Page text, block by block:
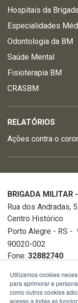
Hospitais da
Especialidades
Odontologia da BM
Saúde Mental
Fisioterapia BM
CRASBM
RELATÓRIOS
Ações contra o
BRIGADA MILITAR
Rua dos Andradas,
Centro Histórico
Porto Alegre - RS -
90020-002
Fone: 32882740
Utilizamos cookies
para aprimorar e
como outros cookies
acesso a todas as